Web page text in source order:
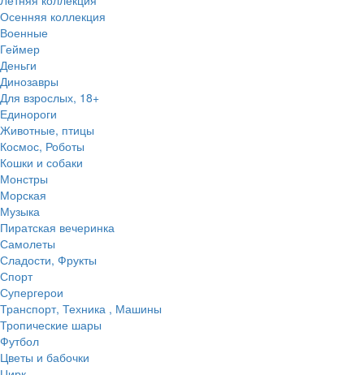
Осенняя коллекция
Военные
Геймер
Деньги
Динозавры
Для взрослых, 18+
Единороги
Животные, птицы
Космос, Роботы
Кошки и собаки
Монстры
Морская
Музыка
Пиратская вечеринка
Самолеты
Сладости, Фрукты
Спорт
Супергерои
Транспорт, Техника , Машины
Тропические шары
Футбол
Цветы и бабочки